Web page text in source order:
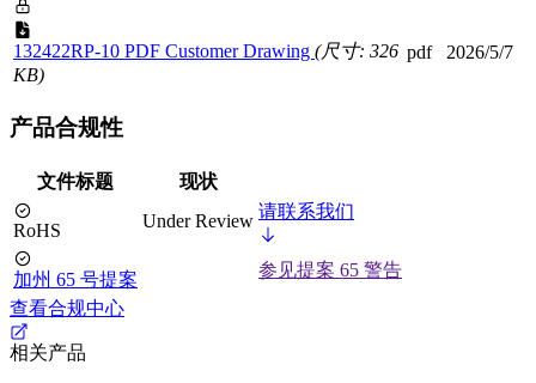
132422RP-10 PDF Customer Drawing (尺寸: 326
KB)
pdf 2026/5/7
产品合规性
文件标题 现状
RoHS Under Review 请联系我们
加州 65 号提案
参见提案 65 警告
查看合规中心
相关产品